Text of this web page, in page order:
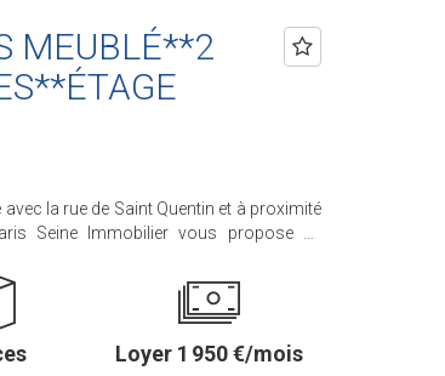
MEUBLÉ**2
avec la rue de Saint Quentin et à proximité
Seine Immobilier vous propose ce
avec placards également, d'un
chambre possible , d'une salle de
individuels électriques. *DISPONIBLE
Loyer 1 950 €/mois